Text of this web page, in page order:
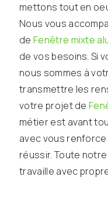
mettons tout en
Nous vous
de Fenêtre mixte
de vos besoins. Si
nous sommes à
transmettre les
votre projet de
métier est avant
avec vous
réussir. Toute
travaille avec